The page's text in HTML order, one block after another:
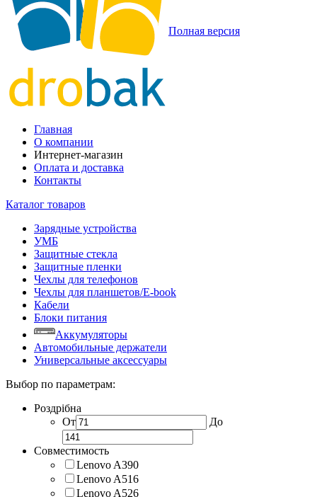
Полная версия
Главная
О компании
Интернет-магазин
Оплата и доставка
Контакты
Каталог товаров
Зарядные устройства
УМБ
Защитные стекла
Защитные пленки
Чехлы для телефонов
Чехлы для планшетов/E-book
Кабели
Блоки питания
Аккумуляторы
Автомобильные держатели
Универсальные аксессуары
Выбор по параметрам:
Роздрібна
От
До
Совместимость
Lenovo A390
Lenovo A516
Lenovo A526